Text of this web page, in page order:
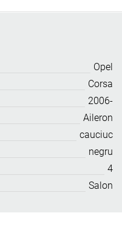
Opel
Corsa
2006-
Aileron
cauciuc
negru
4
Salon